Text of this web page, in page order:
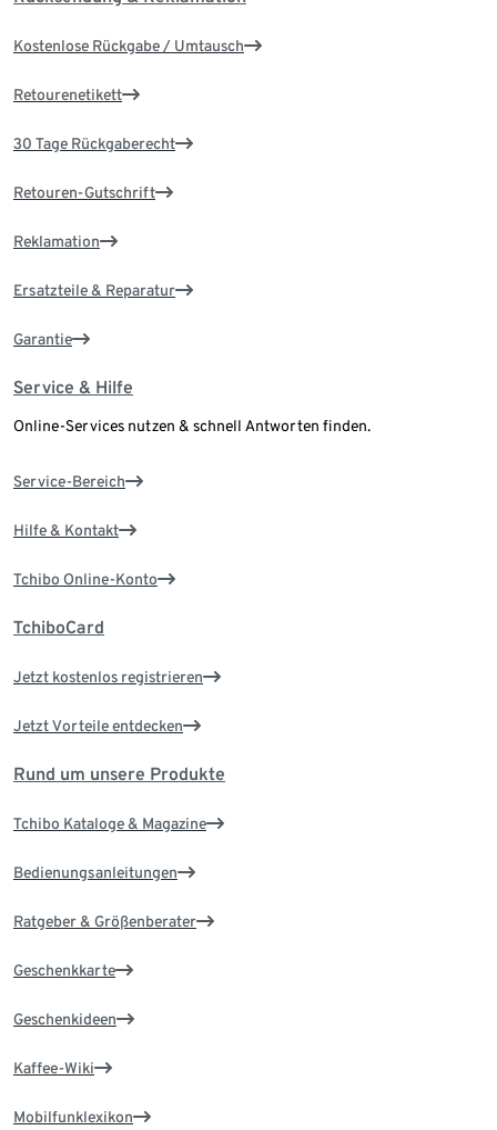
Kostenlose Rückgabe / Umtausch
Retourenetikett
30 Tage Rückgaberecht
Retouren-Gutschrift
Reklamation
Ersatzteile & Reparatur
Garantie
Service & Hilfe
Online-Services nutzen & schnell Antworten finden.
Service-Bereich
Hilfe & Kontakt
Tchibo Online-Konto
TchiboCard
Jetzt kostenlos registrieren
Jetzt Vorteile entdecken
Rund um unsere Produkte
Tchibo Kataloge & Magazine
Bedienungsanleitungen
Ratgeber & Größenberater
Geschenkkarte
Geschenkideen
Kaffee-Wiki
Mobilfunklexikon